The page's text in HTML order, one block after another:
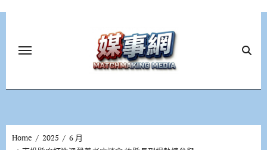
Home 2025
6 月